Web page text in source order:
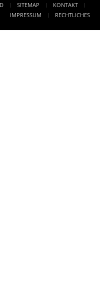
SITEMAP
KONTAKT
IMPRESSUM
RECHTLICHES